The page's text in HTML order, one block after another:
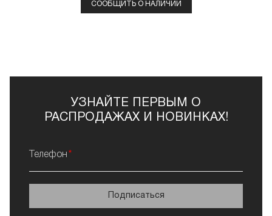
СООБЩИТЬ О НАЛИЧИИ
УЗНАЙТЕ ПЕРВЫМ О
РАСПРОДАЖАХ И НОВИНКАХ!
Телефон
Подписаться